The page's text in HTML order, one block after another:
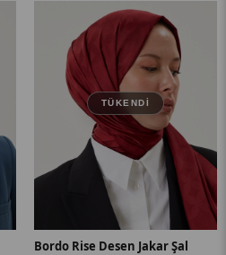
TÜKENDI
Bordo Rise Desen Jakar Şal